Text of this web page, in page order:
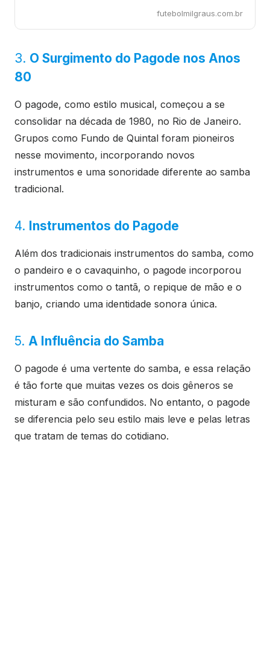
futebolmilgraus.com.br
3. O Surgimento do Pagode nos Anos
80
O pagode, como estilo musical, começou a se
consolidar na década de 1980, no Rio de Janeiro.
Grupos como Fundo de Quintal foram pioneiros
nesse movimento, incorporando novos
instrumentos e uma sonoridade diferente ao samba
tradicional.
4. Instrumentos do Pagode
Além dos tradicionais instrumentos do samba, como
o pandeiro e o cavaquinho, o pagode incorporou
instrumentos como o tantã, o repique de mão e o
banjo, criando uma identidade sonora única.
5. A Influência do Samba
O pagode é uma vertente do samba, e essa relação
é tão forte que muitas vezes os dois gêneros se
misturam e são confundidos. No entanto, o pagode
se diferencia pelo seu estilo mais leve e pelas letras
que tratam de temas do cotidiano.